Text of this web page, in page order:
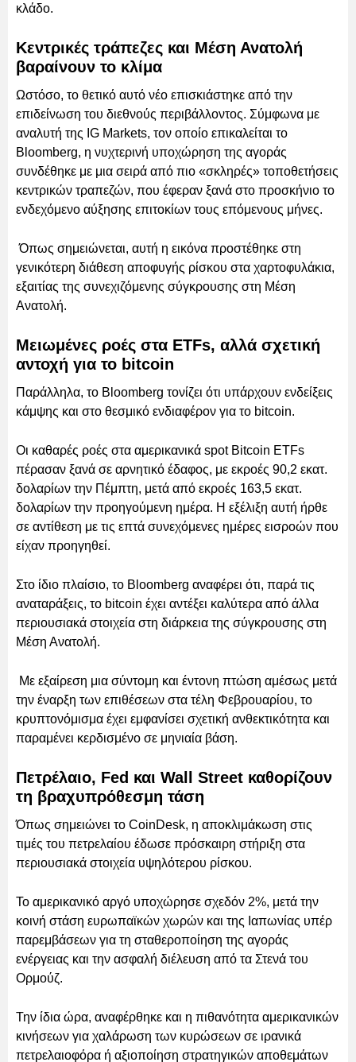
κλάδο.
Κεντρικές τράπεζες και Μέση Ανατολή
βαραίνουν το κλίμα
Ωστόσο, το θετικό αυτό νέο επισκιάστηκε από την
επιδείνωση του διεθνούς περιβάλλοντος. Σύμφωνα με
αναλυτή της IG Markets, τον οποίο επικαλείται το
Bloomberg, η νυχτερινή υποχώρηση της αγοράς
συνδέθηκε με μια σειρά από πιο «σκληρές» τοποθετήσεις
κεντρικών τραπεζών, που έφεραν ξανά στο προσκήνιο το
ενδεχόμενο αύξησης επιτοκίων τους επόμενους μήνες.
Όπως σημειώνεται, αυτή η εικόνα προστέθηκε στη
γενικότερη διάθεση αποφυγής ρίσκου στα χαρτοφυλάκια,
εξαιτίας της συνεχιζόμενης σύγκρουσης στη Μέση
Ανατολή.
Μειωμένες ροές στα ETFs, αλλά σχετική
αντοχή για το bitcoin
Παράλληλα, το Bloomberg τονίζει ότι υπάρχουν ενδείξεις
κάμψης και στο θεσμικό ενδιαφέρον για το bitcoin.
Οι καθαρές ροές στα αμερικανικά spot Bitcoin ETFs
πέρασαν ξανά σε αρνητικό έδαφος, με εκροές 90,2 εκατ.
δολαρίων την Πέμπτη, μετά από εκροές 163,5 εκατ.
δολαρίων την προηγούμενη ημέρα. Η εξέλιξη αυτή ήρθε
σε αντίθεση με τις επτά συνεχόμενες ημέρες εισροών που
είχαν προηγηθεί.
Στο ίδιο πλαίσιο, το Bloomberg αναφέρει ότι, παρά τις
αναταράξεις, το bitcoin έχει αντέξει καλύτερα από άλλα
περιουσιακά στοιχεία στη διάρκεια της σύγκρουσης στη
Μέση Ανατολή.
Με εξαίρεση μια σύντομη και έντονη πτώση αμέσως μετά
την έναρξη των επιθέσεων στα τέλη Φεβρουαρίου, το
κρυπτονόμισμα έχει εμφανίσει σχετική ανθεκτικότητα και
παραμένει κερδισμένο σε μηνιαία βάση.
Πετρέλαιο, Fed και Wall Street καθορίζουν
τη βραχυπρόθεσμη τάση
Όπως σημειώνει το CoinDesk, η αποκλιμάκωση στις
τιμές του πετρελαίου έδωσε πρόσκαιρη στήριξη στα
περιουσιακά στοιχεία υψηλότερου ρίσκου.
Το αμερικανικό αργό υποχώρησε σχεδόν 2%, μετά την
κοινή στάση ευρωπαϊκών χωρών και της Ιαπωνίας υπέρ
παρεμβάσεων για τη σταθεροποίηση της αγοράς
ενέργειας και την ασφαλή διέλευση από τα Στενά του
Ορμούζ.
Την ίδια ώρα, αναφέρθηκε και η πιθανότητα αμερικανικών
κινήσεων για χαλάρωση των κυρώσεων σε ιρανικά
πετρελαιοφόρα ή αξιοποίηση στρατηγικών αποθεμάτων